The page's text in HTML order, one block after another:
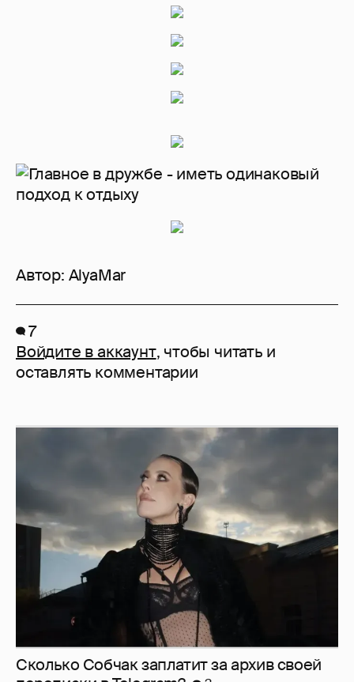
Автор: AlyaMar
7
Войдите в аккаунт, чтобы читать и
оставлять комментарии
Сколько Собчак заплатит за архив своей